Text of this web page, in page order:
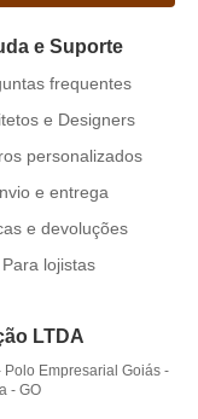
e Suporte
frequentes
e Designers
personalizados
e entrega
e devoluções
Para lojistas
LTDA
Polo Empresarial Goiás -
- GO